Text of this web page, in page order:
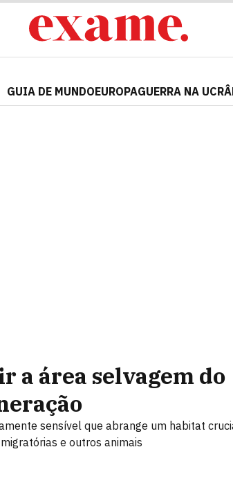
GUIA DE MUNDOEUROPAGUERRA NA
a área selvagem do
sensível que abrange um habitat
e outros animais